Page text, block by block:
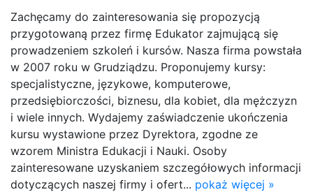
Zachęcamy do zainteresowania się propozycją
przygotowaną przez firmę Edukator zajmującą się
prowadzeniem szkoleń i kursów. Nasza firma powstała
w 2007 roku w Grudziądzu. Proponujemy kursy:
specjalistyczne, językowe, komputerowe,
przedsiębiorczości, biznesu, dla kobiet, dla mężczyzn
i wiele innych. Wydajemy zaświadczenie ukończenia
kursu wystawione przez Dyrektora, zgodne ze
wzorem Ministra Edukacji i Nauki. Osoby
zainteresowane uzyskaniem szczegółowych informacji
dotyczących naszej firmy i ofert... pokaż więcej »